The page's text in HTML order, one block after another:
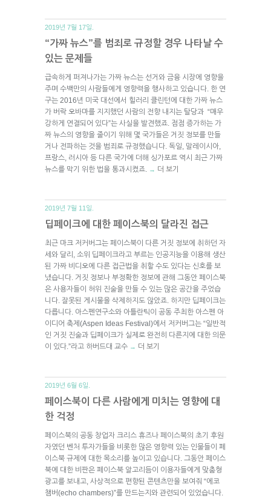
2019년 7월 17일.
“가짜 뉴스”를 범죄로 규정할 경우 나타날 수
있는 문제들
급속하게 퍼져나가는 가짜 뉴스는 선거와 금융 시장에 영향을
주며 수백만의 사람들에게 영향력을 행사하고 있습니다. 한 연
구는 2016년 미국 대선에서 힐러리 클린턴에 대한 가짜 뉴스
가 버락 오바마를 지지했던 사람의 전향 내지는 탈당과 “매우
강하게 연결되어 있다”는 사실을 발견했죠. 점점 증가하는 가
짜 뉴스의 영향을 줄이기 위해 몇 국가들은 거짓 정보를 만들
거나 전파하는 것을 범죄로 규정했습니다. 독일, 말레이시아,
프랑스, 러시아 등 다른 국가에 더해 싱가포르 역시 최근 가짜
뉴스를 막기 위한 법을 통과시켰죠.
→ 더 보기
2019년 7월 11일.
딥페이크에 대한 페이스북의 달라진 접근
최근 마크 저커버그는 페이스북이 다른 거짓 정보에 취하던 자
세와 달리, 소위 딥페이크라고 부르는 인공지능을 이용해 생산
된 가짜 비디오에 다른 접근법을 취할 수도 있다는 신호를 보
냈습니다. 거짓 정보나 부정확한 정보에 관해 그동안 페이스북
은 사용자들이 허위 진술을 만들 수 있는 많은 공간을 주었습
니다. 잘못된 게시물을 삭제하지도 않았죠. 하지만 딥페이크는
다릅니다. 아스펜연구소와 아틀란틱이 공동 주최한 아스펜 아
이디어 축제(Aspen Ideas Festival)에서 저커버그는 “일반적
인 거짓 진술과 딥페이크가 실제로 완전히 다른지에 대한 의문
이 있다.”라고 하버드대 교수 → 더 보기
2019년 6월 6일.
페이스북이 다른 사람에게 미치는 영향에 대
한 걱정
페이스북의 공동 창업자 크리스 휴즈나 페이스북의 초기 후원
자였던 벤처 투자가들을 비롯한 많은 영향력 있는 인물들이 페
이스북 규제에 대한 목소리를 높이고 있습니다. 그동안 페이스
북에 대한 비판은 페이스북 알고리듬이 이용자들에게 맞춤형
광고를 보내고, 사상적으로 편향된 콘텐츠만을 보여줘 “에코
챔버(echo chambers)”를 만드는지와 관련되어 있었습니다.